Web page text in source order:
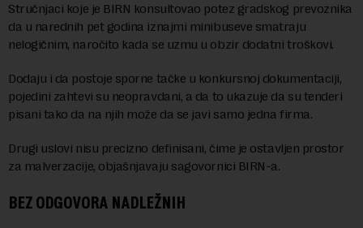
Stručnjaci koje je BIRN konsultovao potez gradskog prevoznika
da u narednih pet godina iznajmi minibuseve smatraju
nelogičnim, naročito kada se uzmu u obzir dodatni troškovi.
Dodaju i da postoje sporne tačke u konkursnoj dokumentaciji,
pojedini zahtevi su neopravdani, a da to ukazuje da su tenderi
pisani tako da na njih može da se javi samo jedna firma.
Drugi uslovi nisu precizno definisani, čime je ostavljen prostor
za malverzacije, objašnjavaju sagovornici BIRN-a.
BEZ ODGOVORA NADLEŽNIH